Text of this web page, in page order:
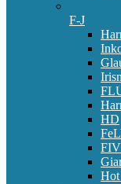
F-J
HD
FIV
Hot